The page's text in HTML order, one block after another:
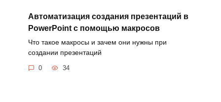
Автоматизация создания презентаций в
PowerPoint с помощью макросов
Что такое макросы и зачем они нужны при
создании презентаций
0 34